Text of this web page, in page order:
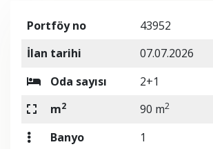
Portföy no
43952
İlan tarihi
07.07.2026
Oda sayısı
2+1
m2 90 m2
Banyo
1